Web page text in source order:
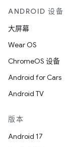
ANDROID 设备
大屏幕
Wear OS
ChromeOS 设备
Android for Cars
Android TV
版本
Android 17